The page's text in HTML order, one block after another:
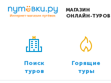
МАГАЗИН
ОНЛАЙН-ТУРОВ
Сервисы
Бронирование отелей
Трансфер
Поиск
туров
Горящие
туры